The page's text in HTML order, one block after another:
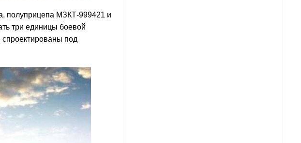
полуприцепа МЗКТ-999421 и
три единицы боевой
под